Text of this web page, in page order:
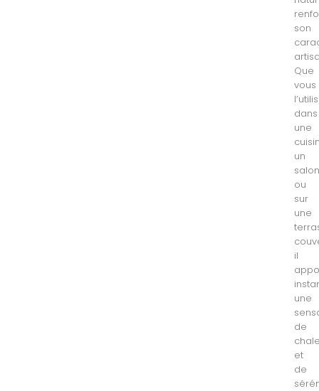
son
Que
vous
dans
une
un
ou
sur
une
il
une
de
et
de